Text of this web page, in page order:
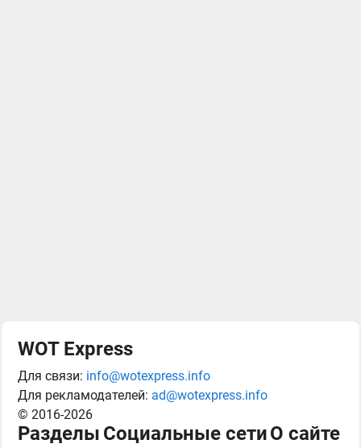
WOT Express
Для связи: info@wotexpress.info
Для рекламодателей: ad@wotexpress.info
© 2016-2026
Разделы Социальные сетиО сайте